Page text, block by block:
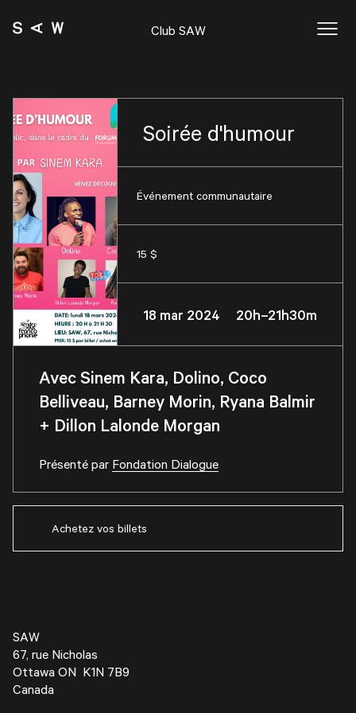
Club SAW
Soirée d'humour
Événement communautaire
15 $
18 mar 2024 20h–21h30m
Avec Sinem Kara, Dolino, Coco
Belliveau, Barney Morin, Ryana Balmir
+ Dillon Lalonde Morgan
Présenté par Fondation Dialogue
Achetez vos billets
SAW
67, rue Nicholas
Ottawa ON K1N 7B9
Canada